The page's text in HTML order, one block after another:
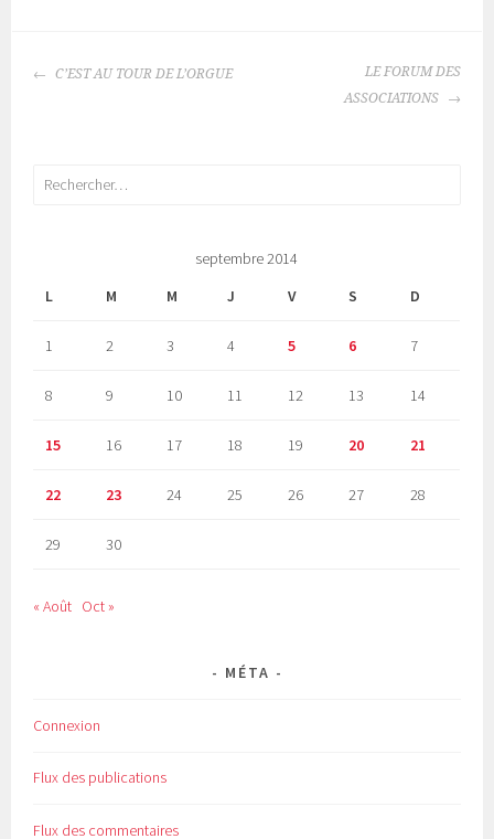
NAVIGATION
C’EST AU TOUR DE L’ORGUE
LE FORUM DES
ASSOCIATIONS
Rechercher :
septembre 2014
L
M M J V S D
1 2 3 4 5 6 7
8 9 10 11 12 13 14
15 16 17 18 19 20 21
22 23 24 25 26 27 28
29 30
« Août Oct »
MÉTA
Connexion
Flux des publications
Flux des commentaires